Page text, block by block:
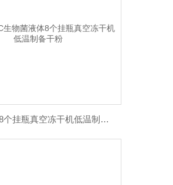
生物菌液体8个挂瓶真空冻干机低温制备干粉